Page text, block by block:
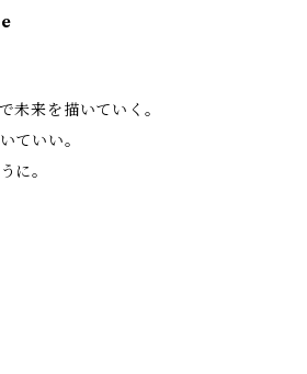
未来を描いていく。
ていい。
に。